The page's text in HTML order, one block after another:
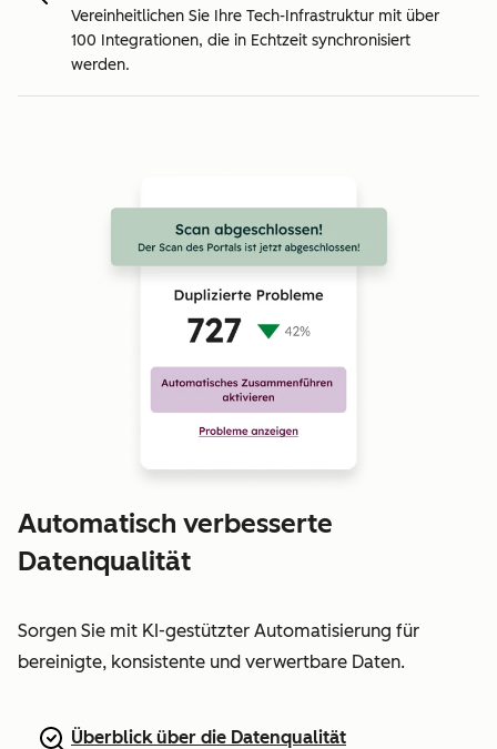
Vereinheitlichen Sie Ihre Tech-Infrastruktur mit über
100 Integrationen, die in Echtzeit synchronisiert
werden.
Automatisch verbesserte
Datenqualität
Sorgen Sie mit KI-gestützter Automatisierung für
bereinigte, konsistente und verwertbare Daten.
Überblick über die Datenqualität